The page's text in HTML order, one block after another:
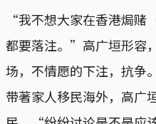
“我不想大家在香港焗赌
都要落注。”高广垣形容
场，不情愿的下注，抗争
带著家人移民海外，高广